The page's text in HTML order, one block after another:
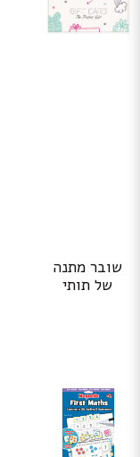
שובר מתנה
של תותי